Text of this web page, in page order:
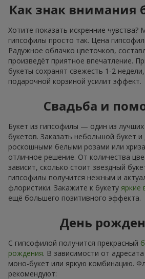
Как знак внимания
Хотите показать искренние
гипсофилы просто так. Цена
Радужное облачко цветочков,
произведёт приятное впечатление.
букеты сохранят свежесть 1-2
подарочной корзиной усилит эффект.
Свадьба и
Букет из гипсофилы — один из
букетов. Заказать небольшой букет
роскошными белыми розами или
отличное решение. От количества
зависит, сколько стоит звездный
гипсофилы получится нежным и
флористики. Закажите к букету яркие
ещё большего позитивного эффекта.
День
С гипсофилой получится прекрасный
рождения. В зависимости от
моно-букет или яркую комбинацию.
рекомендуют: